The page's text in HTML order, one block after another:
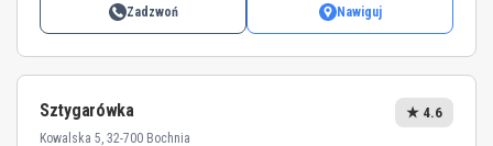
Zadzwoń Nawiguj
Sztygarówka
Kowalska 5, 32-700 Bochnia
★ 4.6